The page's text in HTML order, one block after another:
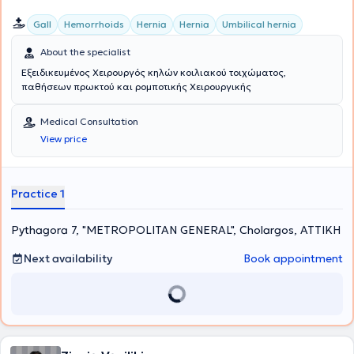
Gall Hemorrhoids Hernia Hernia Umbilical hernia
About the specialist
Εξειδικευμένος Χειρουργός κηλών κοιλιακού τοιχώματος,
παθήσεων πρωκτού και ρομποτικής Χειρουργικής
Medical Consultation
View price
Practice 1
Pythagora 7, "METROPOLITAN GENERAL", Cholargos, ΑΤΤΙΚΗ
Next availability
Book appointment